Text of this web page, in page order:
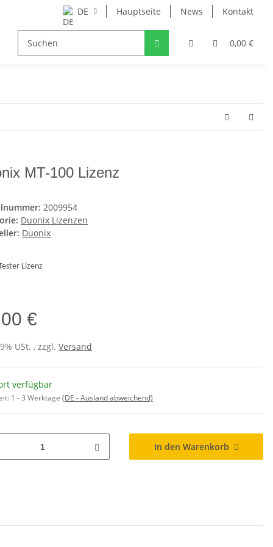
DE Hauptseite News Kontakt
0,00 €
MT-100 Lizenz
2009954
Duonix Lizenzen
Duonix
Lizenz
€
USt. , zzgl. Versand
verfügbar
1 - 3 Werktage (DE - Ausland abweichend)
In den Warenkorb